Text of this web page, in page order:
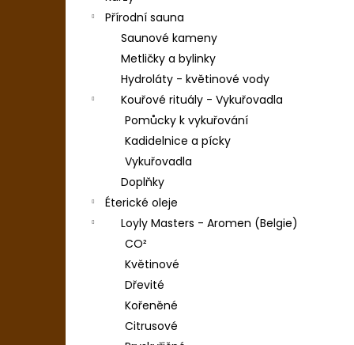
Přírodní sauna
Saunové kameny
Metličky a bylinky
Hydroláty - květinové vody
Kouřové rituály - Vykuřovadla
Pomůcky k vykuřování
Kadidelnice a pícky
Vykuřovadla
Doplňky
Éterické oleje
Loyly Masters - Aromen (Belgie)
CO²
Květinové
Dřevité
Kořeněné
Citrusové
MÁVACÍ RUČNÍK SAUNOVÉHO MISTRA -
SEŠITÝ
890 Kč